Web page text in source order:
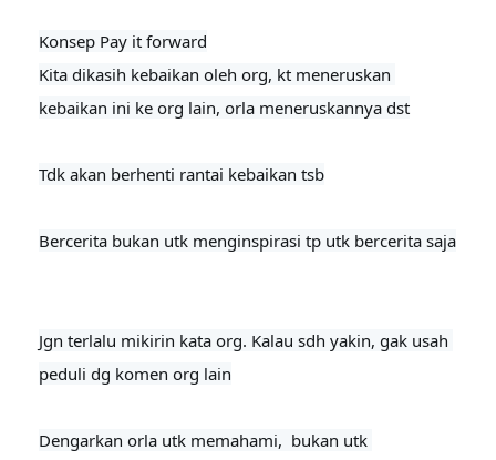
Konsep Pay it forward
Kita dikasih kebaikan oleh org, kt meneruskan
kebaikan ini ke org lain, orla meneruskannya dst
Tdk akan berhenti rantai kebaikan tsb
Bercerita bukan utk menginspirasi tp utk bercerita saja
Jgn terlalu mikirin kata org. Kalau sdh yakin, gak usah
peduli dg komen org lain
Dengarkan orla utk memahami,  bukan utk